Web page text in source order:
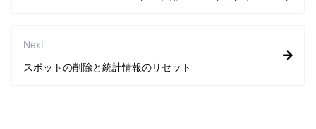
Next
スポットの削除と統計情報のリセット